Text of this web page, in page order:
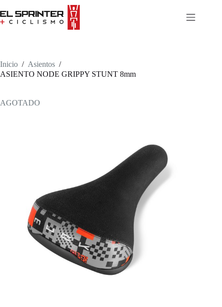
to
content
Inicio / Asientos /
ASIENTO NODE GRIPPY STUNT 8mm
AGOTADO